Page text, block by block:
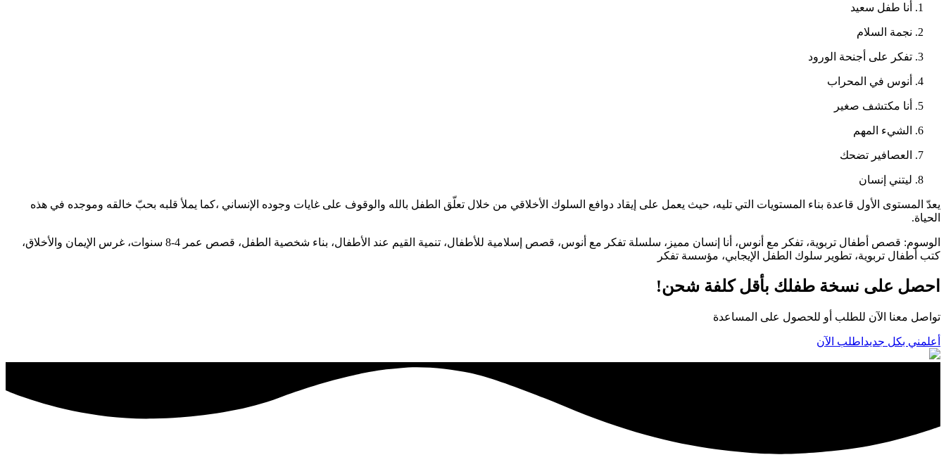
أنا طفل سعيد
نجمة السلام
تفكر على أجنحة الورود
أنوس في المحراب
أنا مكتشف صغير
الشيء المهم
العصافير تضحك
ليتني إنسان
يعدّ المستوى الأول قاعدة بناء المستويات التي تليه، حيث يعمل على إيقاد دوافع السلوك الأخلاقي من خلال تعلّق الطفل بالله والوقوف على غايات وجوده الإنساني ،كما يملأ قلبه بحبّ خالقه وموجده في هذه
الحياة.
الوسوم:
قصص أطفال تربوية، تفكر مع أنوس، أنا إنسان مميز، سلسلة تفكر مع أنوس، قصص إسلامية للأطفال، تنمية القيم عند الأطفال، بناء شخصية الطفل، قصص عمر 4-8 سنوات، غرس الإيمان والأخلاق،
كتب أطفال تربوية، تطوير سلوك الطفل الإيجابي، مؤسسة تفكر
احصل على نسخة طفلك بأقل كلفة شحن!
تواصل معنا الآن للطلب أو للحصول على المساعدة
أعلمني بكل جديد اطلب الآن